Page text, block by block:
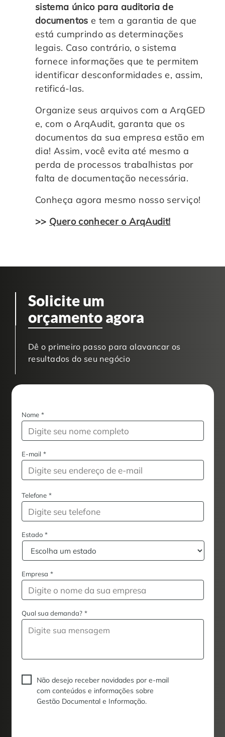
sistema único para auditoria de
documentos e tem a garantia de que
está cumprindo as determinações
legais. Caso contrário, o sistema
fornece informações que te permitem
identificar desconformidades e, assim,
retificá-las.
Organize seus arquivos com a ArqGED
e, com o ArqAudit, garanta que os
documentos da sua empresa estão em
dia! Assim, você evita até mesmo a
perda de processos trabalhistas por
falta de documentação necessária.
Conheça agora mesmo nosso serviço!
>> Quero conhecer o ArqAudit!
Solicite um
orçamento agora
Dê o primeiro passo para alavancar os
resultados do seu negócio
Nome *
E-mail *
Telefone *
Estado *
Empresa *
Qual sua demanda? *
Não desejo receber novidades por e-mail
com conteúdos e informações sobre
Gestão Documental e Informação.